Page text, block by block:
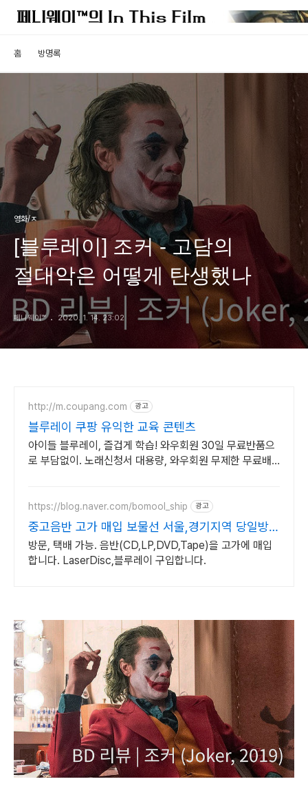
홈 방명록
영화/ㅈ
[블루레이] 조커 - 고담의
절대악은 어떻게 탄생했나
페니웨이™ 2020. 1. 14. 23:02
http://m.coupang.com 광고
블루레이 쿠팡 유익한 교육 콘텐츠
아이들 블루레이, 즐겁게 학습! 와우회원 30일 무료반품으
로 부담없이. 노래신청서 대용량, 와우회원 무제한 무료배
https://blog.naver.com/bomool_ship 광고
중고음반 고가 매입 보물선 서울,경기지역 당일방문
가능
방문, 택배 가능. 음반(CD,LP,DVD,Tape)을 고가에 매입
합니다. LaserDisc,블루레이 구입합니다.